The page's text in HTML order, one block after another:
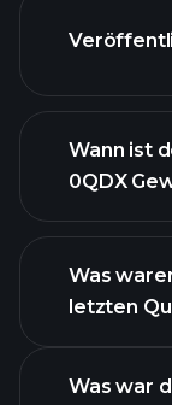
0QDX
Wann ist
0QDX
Was
letzten
Was war